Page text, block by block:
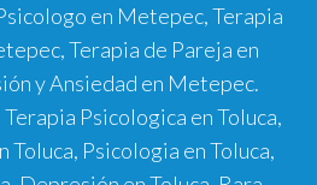
en Metepec, Terapia
Terapia de Pareja en
y Ansiedad en Metepec.
Psicologica en Toluca,
Toluca, Psicologia en Toluca,